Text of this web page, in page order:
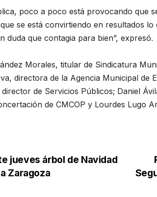
poco a poco está provocando que
se está convirtiendo en resultados
duda que contagia para bien”, expresó.
Morales, titular de Sindicatura
directora de la Agencia Municipal de
de Servicios Públicos; Daniel
de CMCOP y Lourdes Lugo
jueves árbol de Navidad
Zaragoza